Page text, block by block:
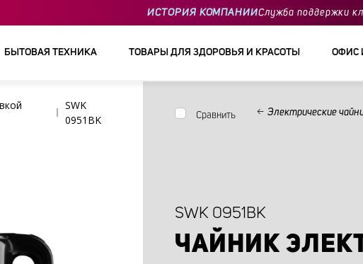
ИСТОРИЯ КОМПАНИИСлужба поддержки
БЫТОВАЯ ТЕХНИКА ТОВАРЫ ДЛЯ ЗДОРОВЬЯ И КРАСОТЫ ОФИС
SWK
0951BK
Сравнить Электрические
SWK 0951BK
ЧАЙНИК